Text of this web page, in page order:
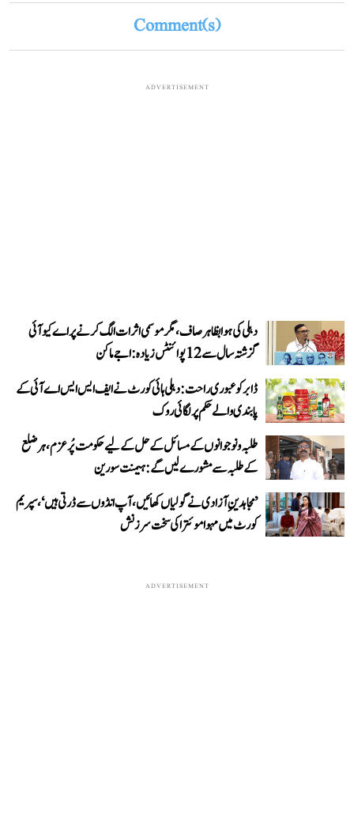
Comment(s)
ADVERTISEMENT
دہلی کی ہوا بظاہر صاف، مگر موسمی اثرات الگ کرنے پر اے کیو آئی
گزشتہ سال سے 12 پوائنٹس زیادہ: اجے ماکن
ڈابر کو عبوری راحت: دہلی ہائی کورٹ نے ایف ایس ایس اے آئی کے
پابندی والے حکم پر لگائی روک
طلبہ و نوجوانوں کے مسائل کے حل کے لیے حکومت پُرعزم، ہر ضلع
کے طلبہ سے مشورے لیں گے: ہیمنت سورین
’مجاہدینِ آزادی نے گولیاں کھائیں، آپ انڈوں سے ڈرتی ہیں‘، سپریم
کورٹ میں مہوا موئترا کی سخت سرزنش
ADVERTISEMENT